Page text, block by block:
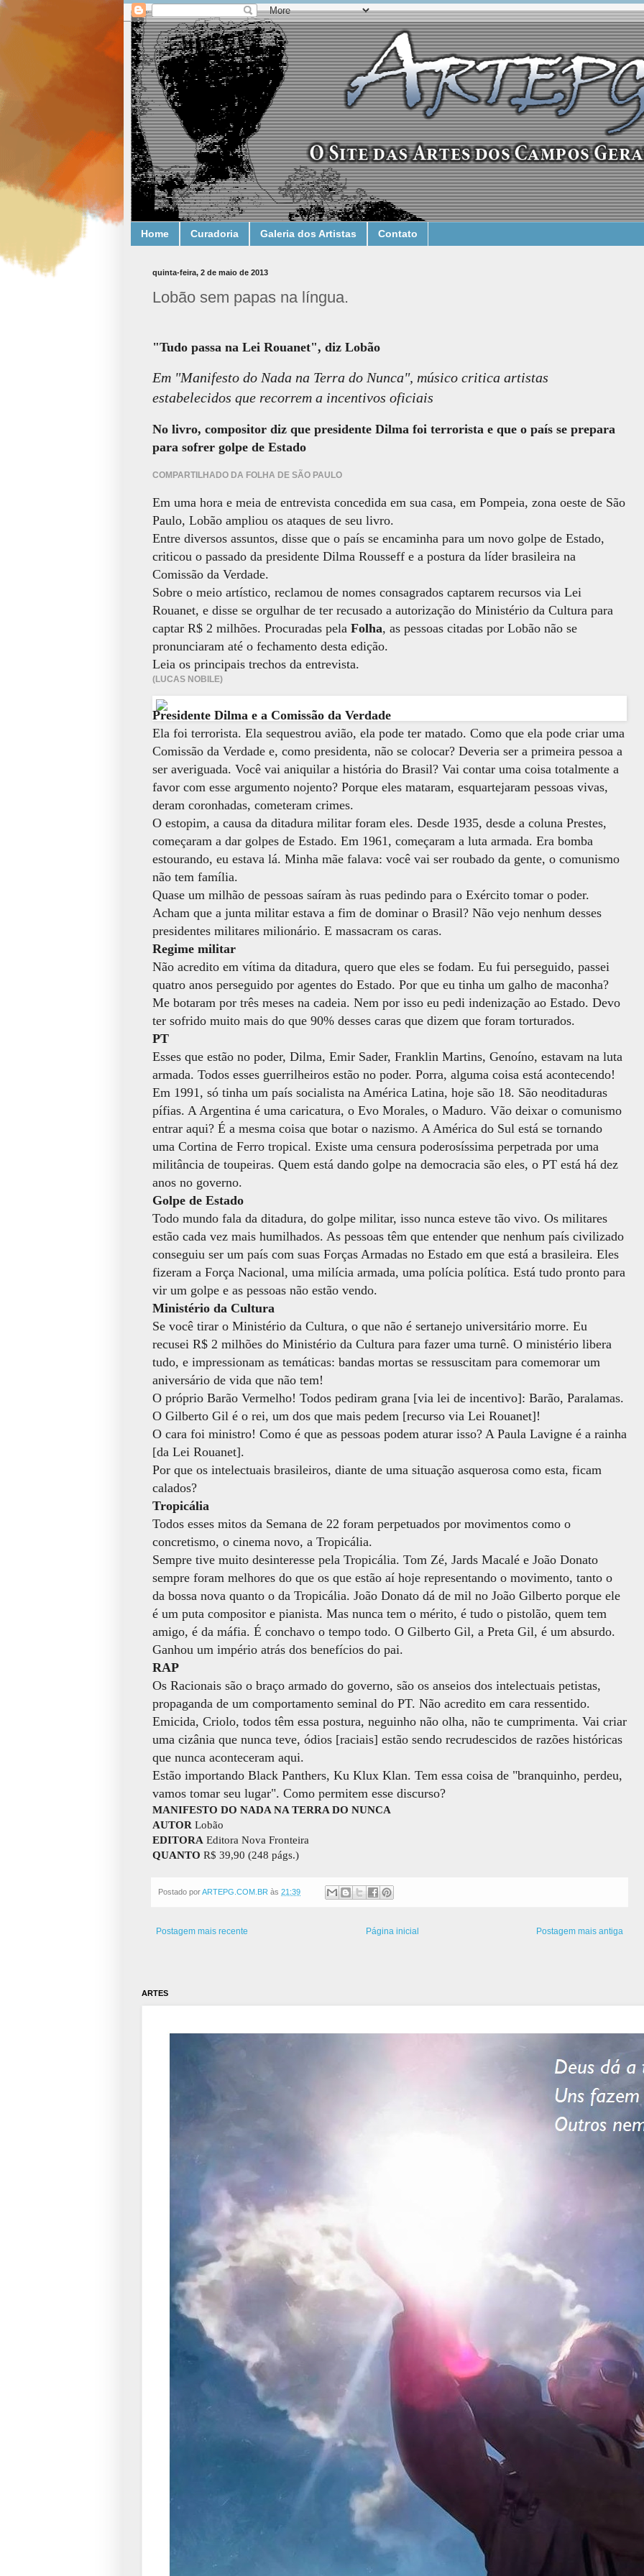
Home Curadoria Galeria dos Artistas Contato
quinta-feira, 2 de maio de 2013
Lobão sem papas na língua.
"Tudo passa na Lei Rouanet", diz Lobão
Em "Manifesto do Nada na Terra do Nunca", músico critica artistas
estabelecidos que recorrem a incentivos oficiais
No livro, compositor diz que presidente Dilma foi terrorista e que o país se prepara
para sofrer golpe de Estado
COMPARTILHADO DA FOLHA DE SÃO PAULO
Em uma hora e meia de entrevista concedida em sua casa, em Pompeia, zona oeste de São
Paulo, Lobão ampliou os ataques de seu livro.
Entre diversos assuntos, disse que o país se encaminha para um novo golpe de Estado,
criticou o passado da presidente Dilma Rousseff e a postura da líder brasileira na
Comissão da Verdade.
Sobre o meio artístico, reclamou de nomes consagrados captarem recursos via Lei
Rouanet, e disse se orgulhar de ter recusado a autorização do Ministério da Cultura para
captar R$ 2 milhões. Procuradas pela Folha, as pessoas citadas por Lobão não se
pronunciaram até o fechamento desta edição.
Leia os principais trechos da entrevista.
(LUCAS NOBILE)
Presidente Dilma e a Comissão da Verdade
Ela foi terrorista. Ela sequestrou avião, ela pode ter matado. Como que ela pode criar uma
Comissão da Verdade e, como presidenta, não se colocar? Deveria ser a primeira pessoa a
ser averiguada. Você vai aniquilar a história do Brasil? Vai contar uma coisa totalmente a
favor com esse argumento nojento? Porque eles mataram, esquartejaram pessoas vivas,
deram coronhadas, cometeram crimes.
O estopim, a causa da ditadura militar foram eles. Desde 1935, desde a coluna Prestes,
começaram a dar golpes de Estado. Em 1961, começaram a luta armada. Era bomba
estourando, eu estava lá. Minha mãe falava: você vai ser roubado da gente, o comunismo
não tem família.
Quase um milhão de pessoas saíram às ruas pedindo para o Exército tomar o poder.
Acham que a junta militar estava a fim de dominar o Brasil? Não vejo nenhum desses
presidentes militares milionário. E massacram os caras.
Regime militar
Não acredito em vítima da ditadura, quero que eles se fodam. Eu fui perseguido, passei
quatro anos perseguido por agentes do Estado. Por que eu tinha um galho de maconha?
Me botaram por três meses na cadeia. Nem por isso eu pedi indenização ao Estado. Devo
ter sofrido muito mais do que 90% desses caras que dizem que foram torturados.
PT
Esses que estão no poder, Dilma, Emir Sader, Franklin Martins, Genoíno, estavam na luta
armada. Todos esses guerrilheiros estão no poder. Porra, alguma coisa está acontecendo!
Em 1991, só tinha um país socialista na América Latina, hoje são 18. São neoditaduras
pífias. A Argentina é uma caricatura, o Evo Morales, o Maduro. Vão deixar o comunismo
entrar aqui? É a mesma coisa que botar o nazismo. A América do Sul está se tornando
uma Cortina de Ferro tropical. Existe uma censura poderosíssima perpetrada por uma
militância de toupeiras. Quem está dando golpe na democracia são eles, o PT está há dez
anos no governo.
Golpe de Estado
Todo mundo fala da ditadura, do golpe militar, isso nunca esteve tão vivo. Os militares
estão cada vez mais humilhados. As pessoas têm que entender que nenhum país civilizado
conseguiu ser um país com suas Forças Armadas no Estado em que está a brasileira. Eles
fizeram a Força Nacional, uma milícia armada, uma polícia política. Está tudo pronto para
vir um golpe e as pessoas não estão vendo.
Ministério da Cultura
Se você tirar o Ministério da Cultura, o que não é sertanejo universitário morre. Eu
recusei R$ 2 milhões do Ministério da Cultura para fazer uma turnê. O ministério libera
tudo, e impressionam as temáticas: bandas mortas se ressuscitam para comemorar um
aniversário de vida que não tem!
O próprio Barão Vermelho! Todos pediram grana [via lei de incentivo]: Barão, Paralamas.
O Gilberto Gil é o rei, um dos que mais pedem [recurso via Lei Rouanet]!
O cara foi ministro! Como é que as pessoas podem aturar isso? A Paula Lavigne é a rainha
[da Lei Rouanet].
Por que os intelectuais brasileiros, diante de uma situação asquerosa como esta, ficam
calados?
Tropicália
Todos esses mitos da Semana de 22 foram perpetuados por movimentos como o
concretismo, o cinema novo, a Tropicália.
Sempre tive muito desinteresse pela Tropicália. Tom Zé, Jards Macalé e João Donato
sempre foram melhores do que os que estão aí hoje representando o movimento, tanto o
da bossa nova quanto o da Tropicália. João Donato dá de mil no João Gilberto porque ele
é um puta compositor e pianista. Mas nunca tem o mérito, é tudo o pistolão, quem tem
amigo, é da máfia. É conchavo o tempo todo. O Gilberto Gil, a Preta Gil, é um absurdo.
Ganhou um império atrás dos benefícios do pai.
RAP
Os Racionais são o braço armado do governo, são os anseios dos intelectuais petistas,
propaganda de um comportamento seminal do PT. Não acredito em cara ressentido.
Emicida, Criolo, todos têm essa postura, neguinho não olha, não te cumprimenta. Vai criar
uma cizânia que nunca teve, ódios [raciais] estão sendo recrudescidos de razões históricas
que nunca aconteceram aqui.
Estão importando Black Panthers, Ku Klux Klan. Tem essa coisa de "branquinho, perdeu,
vamos tomar seu lugar". Como permitem esse discurso?
MANIFESTO DO NADA NA TERRA DO NUNCA
AUTOR Lobão
EDITORA Editora Nova Fronteira
QUANTO R$ 39,90 (248 págs.)
Postado porARTEPG.COM.BR às 21:39
Postagem mais recente Postagem mais antiga
Página inicial
ARTES